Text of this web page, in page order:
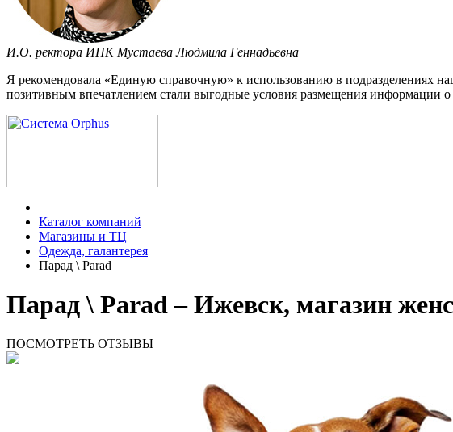
И.О. ректора ИПК Мустаева Людмила Геннадьевна
Я рекомендовала «Единую справочную» к использованию в подразделениях
позитивным впечатлением стали выгодные условия размещения информации о
Каталог компаний
Магазины и ТЦ
Одежда, галантерея
Парад \ Parad
Парад \ Parad – Ижевск, магазин
ПОСМОТРЕТЬ ОТЗЫВЫ